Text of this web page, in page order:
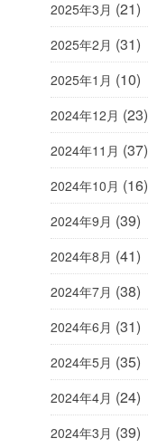
2025年3月 (21)
2025年2月 (31)
2025年1月 (10)
2024年12月 (23)
2024年11月 (37)
2024年10月 (16)
2024年9月 (39)
2024年8月 (41)
2024年7月 (38)
2024年6月 (31)
2024年5月 (35)
2024年4月 (24)
2024年3月 (39)